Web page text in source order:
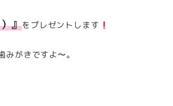
』をプレゼントします
みがきですよ〜。